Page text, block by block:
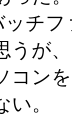
ッチ
うが
コン
。